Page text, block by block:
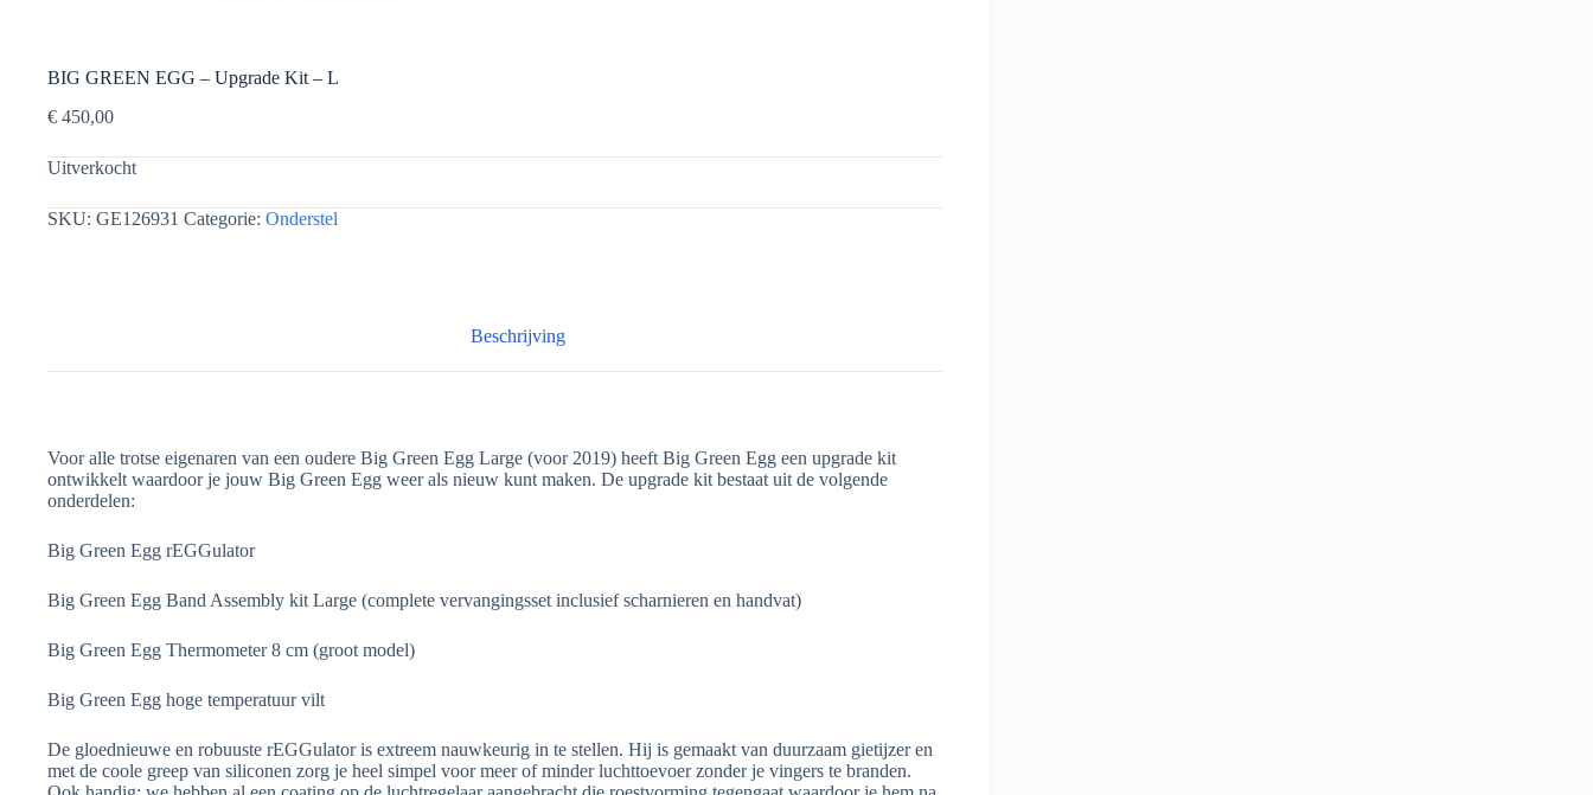
BIG GREEN EGG – Upgrade Kit – L
€ 450,00
Uitverkocht
SKU: GE126931 Categorie: Onderstel
Beschrijving
Voor alle trotse eigenaren van een oudere Big Green Egg Large (voor 2019) heeft Big Green Egg een upgrade kit
ontwikkelt waardoor je jouw Big Green Egg weer als nieuw kunt maken. De upgrade kit bestaat uit de volgende
onderdelen:
Big Green Egg rEGGulator
Big Green Egg Band Assembly kit Large (complete vervangingsset inclusief scharnieren en handvat)
Big Green Egg Thermometer 8 cm (groot model)
Big Green Egg hoge temperatuur vilt
De gloednieuwe en robuuste rEGGulator is extreem nauwkeurig in te stellen. Hij is gemaakt van duurzaam gietijzer en
met de coole greep van siliconen zorg je heel simpel voor meer of minder luchttoevoer zonder je vingers te branden.